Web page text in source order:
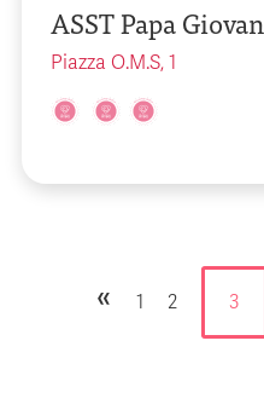
ASST Papa
Piazza O.M.S, 1
« 1 2 3